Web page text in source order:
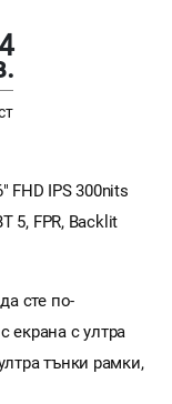
FHD IPS 300nits
5, FPR, Backlit
сте по-
екрана с ултра
тънки рамки,